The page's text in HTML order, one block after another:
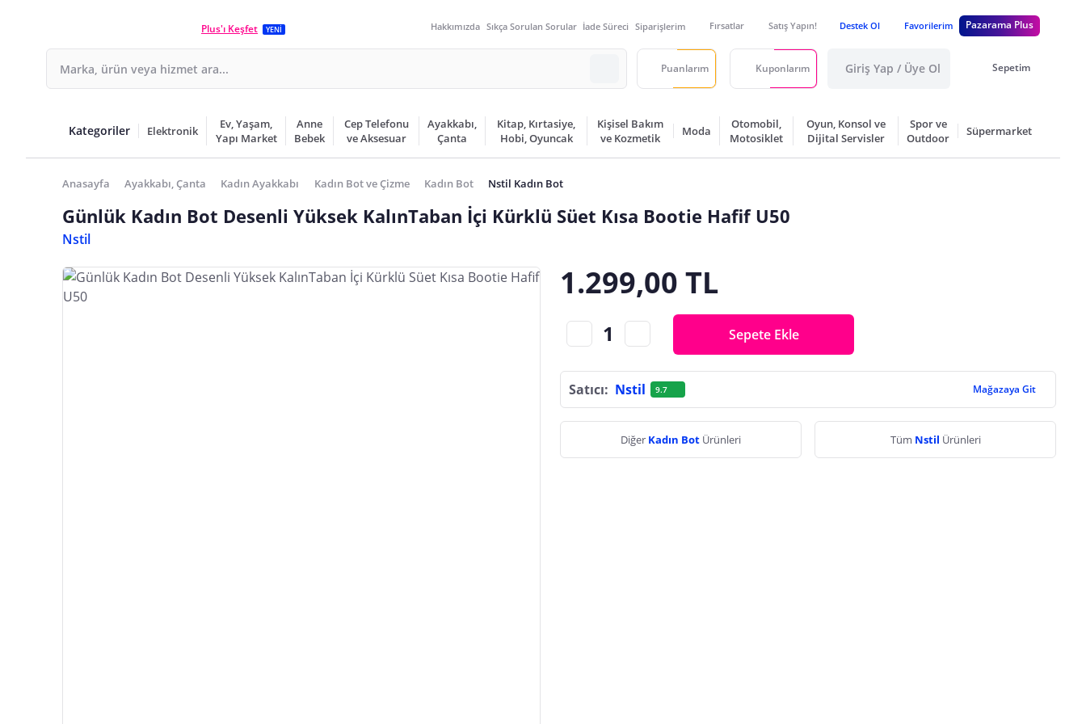
Plus'ı Keşfet YENİ Hakkımızda Sıkça Sorulan Sorular İade Süreci Siparişlerim Fırsatlar Satış Yapın! Destek Ol Favorilerim Pazarama Plus
Puanlarım Kuponlarım Giriş Yap / Üye Ol Sepetim
Kategoriler Elektronik
Ev, Yaşam,
Yapı Market
Anne
Bebek
Cep Telefonu
ve Aksesuar
Ayakkabı,
Çanta
Kitap, Kırtasiye,
Hobi, Oyuncak
Kişisel Bakım
ve Kozmetik
Moda
Otomobil,
Motosiklet
Oyun, Konsol ve
Dijital Servisler
Spor ve
Outdoor
Süpermarket
Anasayfa Ayakkabı, Çanta Kadın Ayakkabı Kadın Bot ve Çizme Kadın Bot Nstil Kadın Bot
Günlük Kadın Bot Desenli Yüksek KalınTaban İçi Kürklü Süet Kısa Bootie Hafif U50
Nstil
1.299,00 TL
Sepete Ekle
Satıcı: Nstil 9.7 Mağazaya Git
Diğer Kadın Bot Ürünleri Tüm Nstil Ürünleri